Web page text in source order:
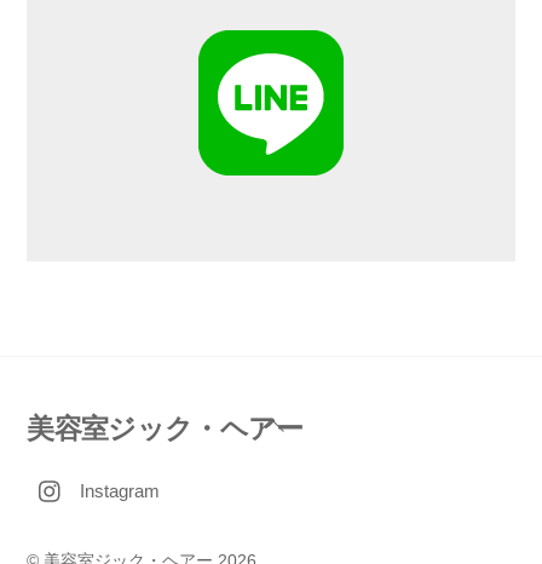
Back
美容室ジック・ヘアー
Instagram